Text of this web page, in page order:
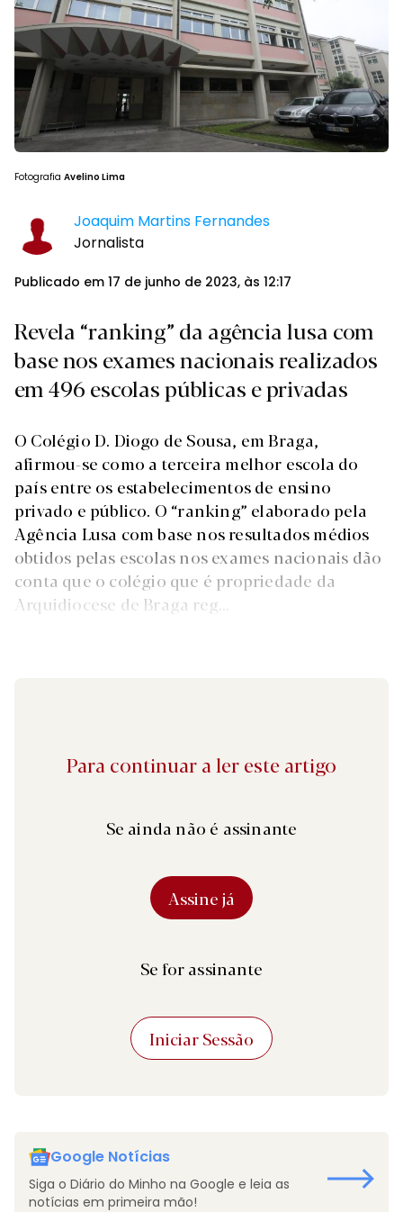
Fotografia Avelino Lima
Joaquim Martins Fernandes
Jornalista
Publicado em 17 de junho de 2023, às 12:17
Revela “ranking” da agência lusa com
base nos exames nacionais realizados
em 496 escolas públicas e privadas
O Colégio D. Diogo de Sousa, em Braga,
afirmou-se como a terceira melhor escola do
país entre os estabelecimentos de ensino
privado e público. O “ranking” elaborado pela
Agência Lusa com base nos resultados médios
obtidos pelas escolas nos exames nacionais dão
conta que o colégio que é propriedade da
Arquidiocese de Braga reg...
Para continuar a ler este artigo
Se ainda não é assinante
Assine já
Se for assinante
Iniciar Sessão
Google Notícias
Siga o Diário do Minho na Google e leia as
notícias em primeira mão!